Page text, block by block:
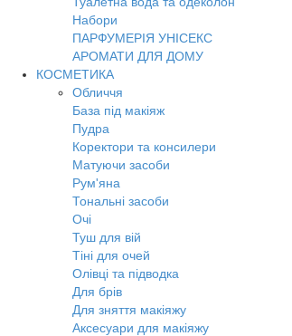
Набори
ПАРФУМЕРІЯ УНІСЕКС
АРОМАТИ ДЛЯ ДОМУ
КОСМЕТИКА
Обличчя
База під макіяж
Пудра
Коректори та консилери
Матуючи засоби
Рум'яна
Тональні засоби
Очі
Туш для вій
Тіні для очей
Олівці та підводка
Для брів
Для зняття макіяжу
Аксесуари для макіяжу